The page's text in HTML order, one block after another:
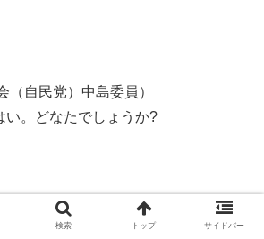
（自民党）中島委員）
い。どなたでしょうか?
検索 トップ サイドバー